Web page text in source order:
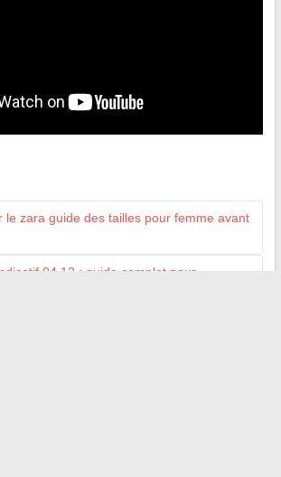
le zara guide des tailles pour femme avant
04 12 : guide complet pour